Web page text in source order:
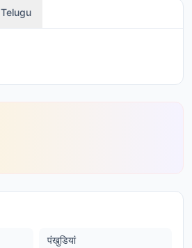
Telugu
पंखुडियां